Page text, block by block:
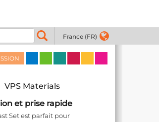
France (FR)
VPS Materials
et prise rapide
Set est parfait pour